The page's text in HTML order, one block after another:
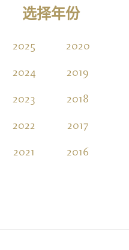
选择年份
2025
2024
2023
2022
2021
2020
2019
2018
2017
2016